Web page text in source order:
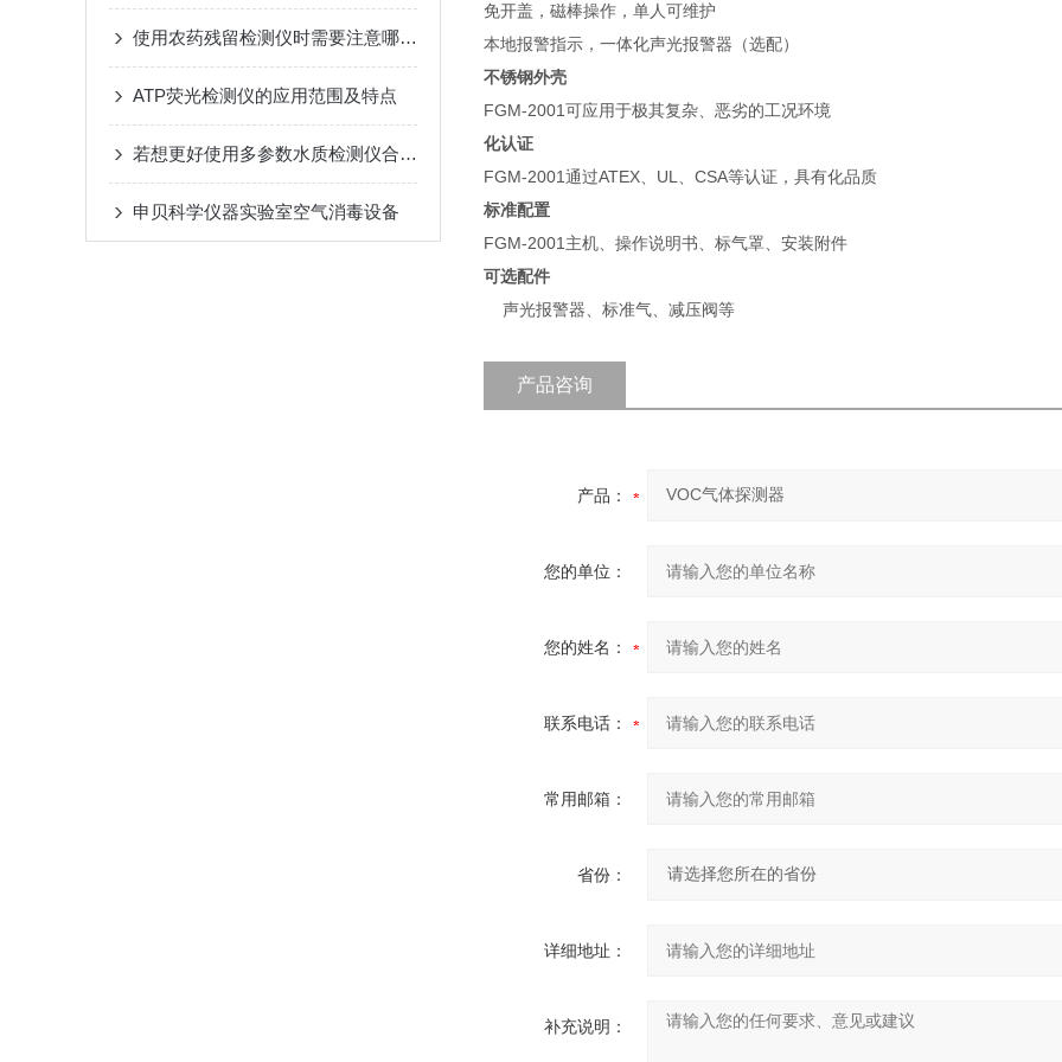
使用农药残留检测仪时需要注意哪些要点？
ATP荧光检测仪的应用范围及特点
若想更好使用多参数水质检测仪合理的保养方法很重要
申贝科学仪器实验室空气消毒设备
免开盖，磁棒操作，单人可维护
本地报警指示，一体化声光报警器（选配）
不锈钢外壳
FGM-2001可应用于极其复杂、恶劣的工况环境
化认证
FGM-2001通过ATEX、UL、CSA等认证，具有化品质
标准配置
FGM-2001主机、操作说明书、标气罩、安装附件
可选配件
声光报警器、标准气、减压阀等
产品咨询
产品：
您的单位：
您的姓名：
联系电话：
常用邮箱：
省份：
详细地址：
补充说明：